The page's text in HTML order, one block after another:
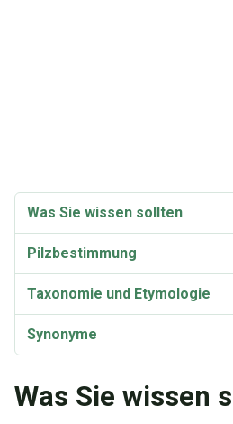
Was Sie wissen sollten
Pilzbestimmung
Taxonomie und Etymologie
Synonyme
Was Sie wissen